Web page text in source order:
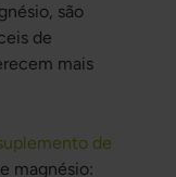
são
de
mais
de
magnésio: